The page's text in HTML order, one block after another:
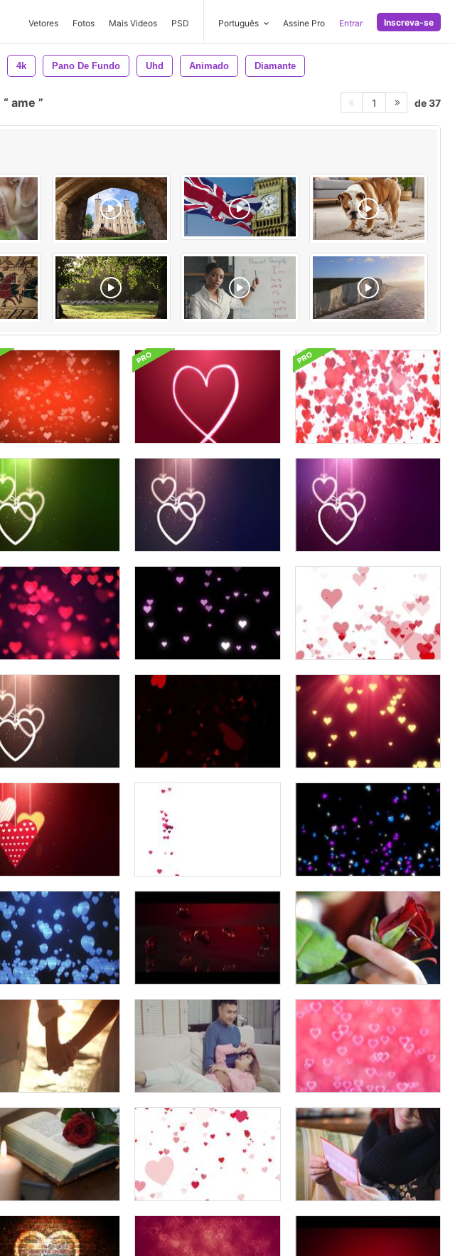
Vetores Fotos Mais Videos PSD Português Assine Pro Entrar Inscreva-se
4k Pano De Fundo Uhd Animado Diamante
ame 1 de 37